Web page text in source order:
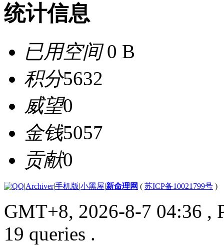
统计信息
已用空间0 B
积分5632
威望0
金钱5057
贡献0
|Archiver|手机版|小黑屋|新命理网 ( 苏ICP备10021799号 )
GMT+8, 2026-8-7 04:36 ,
19 queries .